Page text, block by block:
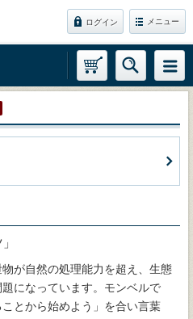
ログイン メニュー
が自然の処理能力を超え、生態
になっています。モンベルで
とから始めよう」を合い言葉